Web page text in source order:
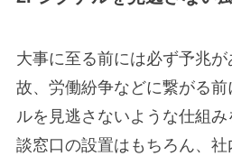
大事に至る前には必ず予兆
故、労働紛争などに繋がる
ルを見逃さないような仕組
談窓口の設置はもちろん、